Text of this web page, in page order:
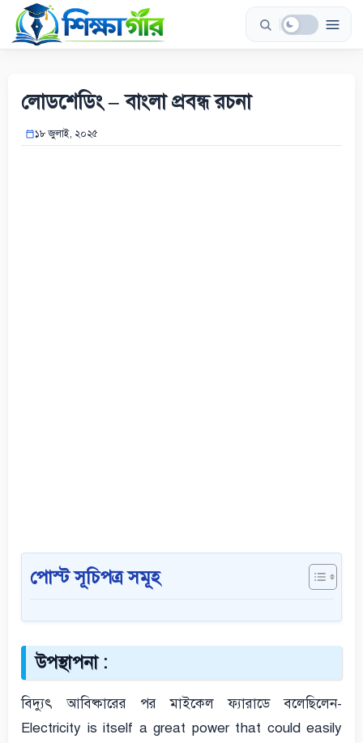
Skip
content
লোডশেডিং – বাংলা প্রবন্ধ রচনা
১৮ জুলাই, ২০২৫
পোস্ট সূচিপত্র সমূহ
উপস্থাপনা :
বিদ্যুৎ আবিষ্কারের পর মাইকেল ফ্যারাডে বলেছিলেন-
Electricity is itself a great power that could easily